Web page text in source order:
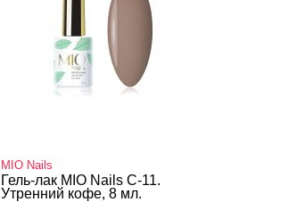
MIO Nails
Гель-лак MIO Nails C-11.
Утренний кофе, 8 мл.